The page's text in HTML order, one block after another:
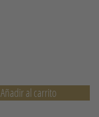
Añadir al carrito